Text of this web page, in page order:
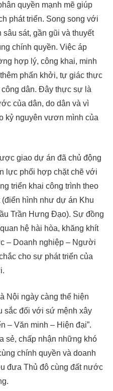
quyền mạnh mẽ giúp
phát triển. Song song với
sát, gần gũi và thuyết
chính quyền. Việc áp
hợp lý, công khai, minh
phấn khởi, tự giác thực
công dân. Đây thực sự là
của dân, do dân và vì
kỷ nguyên vươn mình của
giao dự án đã chủ động
lực phối hợp chặt chẽ với
triển khai công trình theo
hình như dự án Khu
Trần Hưng Đạo). Sự đồng
hệ hài hòa, khăng khít
– Doanh nghiệp – Người
cho sự phát triển của
Nội ngày càng thể hiện
sắc đối với sứ mệnh xây
– Văn minh – Hiện đại”.
sẻ, chấp nhận những khó
chính quyền và doanh
đưa Thủ đô cùng đất nước